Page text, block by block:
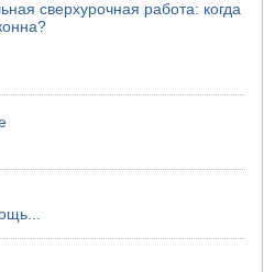
сверхурочная работа: когда